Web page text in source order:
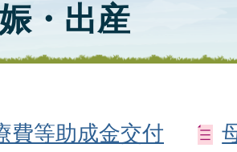
・出産
費等助成金交付